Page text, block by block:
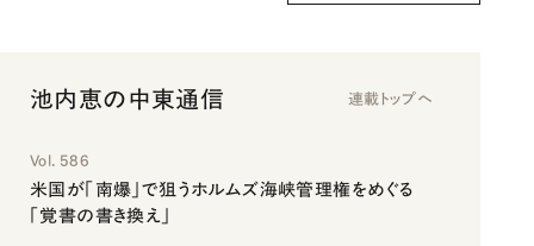
池内恵の中東通信 連載トップへ
Vol. 586
米国が「南爆」で狙うホルムズ海峡管理権をめぐる
「覚書の書き換え」